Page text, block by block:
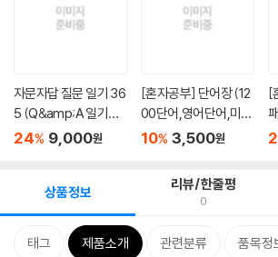
자문자답 질문 일기 36
5 (Q&amp;A 일기장,
문답책)
24% 9,000원
[혼자공부] 단어장 (12
00단어,영어단어,미니
수첩...
10% 3,500원
[
상품정보 리뷰/한줄평
0
태그 제품소개 관련분류 품목정